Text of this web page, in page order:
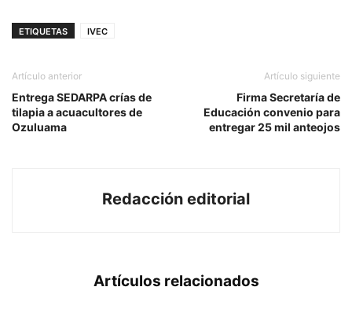
ETIQUETAS IVEC
Artículo anterior
Entrega SEDARPA crías de
tilapia a acuacultores de
Ozuluama
Artículo siguiente
Firma Secretaría de
Educación convenio para
entregar 25 mil anteojos
Redacción editorial
Artículos relacionados